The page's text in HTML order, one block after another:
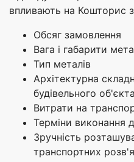
впливають на Кошторис
Обсяг замовлення
Вага і габарити
Тип металів
Архітектурна
будівельного об'єкта
Витрати на
Терміни виконання
Зручність
транспортних